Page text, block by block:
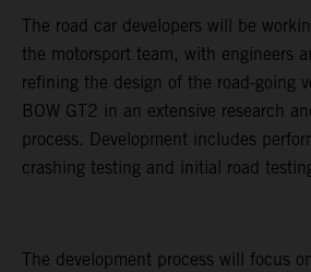
The road car developers will be
the motorsport team, with engineers
refining the design of the road-going
BOW GT2 in an extensive research
process. Development includes
crashing testing and initial road
The development process will focus